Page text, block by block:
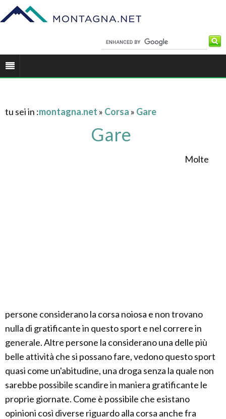
tu sei in :montagna.net » Corsa » Gare
Gare
Molte
persone considerano la corsa noiosa e non trovano
nulla di gratificante in questo sport e nel correre in
generale. Altre persone la considerano una delle più
belle attività che si possano fare, vedono questo sport
quasi come un'abitudine, una droga senza la quale non
sarebbe possibile scandire in maniera gratificante le
proprie giornate. Come è possibile che esistano
opinioni così diverse riguardo alla corsa anche fra